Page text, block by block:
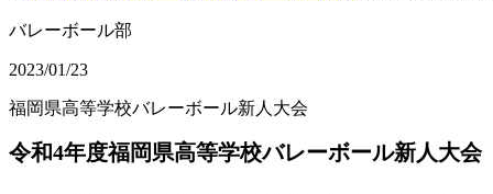
バレーボール部
2023/01/23
福岡県高等学校バレーボール新人大会
令和4年度福岡県高等学校バレーボール新人大会